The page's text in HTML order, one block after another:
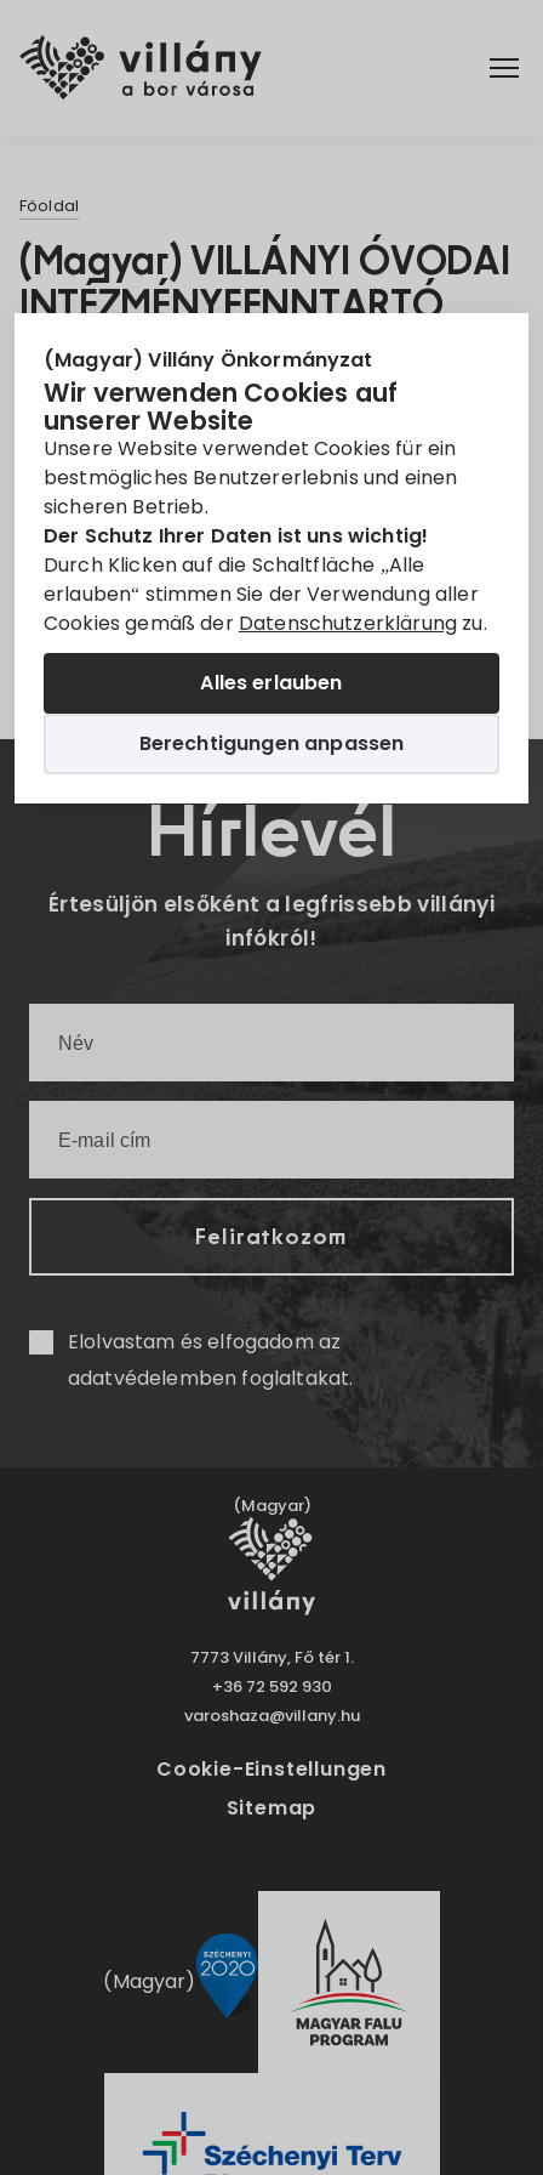
(Magyar) Villány Önkormányzat
Wir verwenden Cookies auf
unserer Website
Unsere Website verwendet Cookies für ein
bestmögliches Benutzererlebnis und einen
sicheren Betrieb.
Der Schutz Ihrer Daten ist uns wichtig!
Durch Klicken auf die Schaltfläche „Alle
erlauben“ stimmen Sie der Verwendung aller
Cookies gemäß der Datenschutzerklärung zu.
Alles erlauben
Berechtigungen anpassen
Rendelettár
Turizmus
Főoldal
(Magyar) VILLÁNYI ÓVODAI
INTÉZMÉNYFENNTARTÓ
TÁRSULÁS BÖLCSŐDEI
NEVELÉS FEJLESZTÉSÉHEZ
KAPCSOLÓDÓ
BERUHÁZÁSA
27. Mai 2026
Leider ist der Eintrag nur auf verfügbar.
Hírlevél
Értesüljön elsőként a legfrissebb villányi
infókról!
Elolvastam és elfogadom az
adatvédelemben foglaltakat.
(Magyar)
7773 Villány, Fő tér 1.
+36 72 592 930
varoshaza@villany.hu
Cookie-Einstellungen
Sitemap
(Magyar)